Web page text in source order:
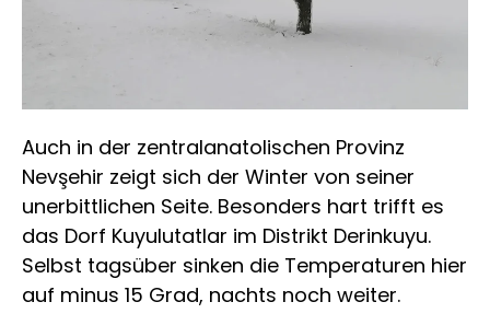
Auch in der zentralanatolischen Provinz
Nevşehir zeigt sich der Winter von seiner
unerbittlichen Seite. Besonders hart trifft es
das Dorf Kuyulutatlar im Distrikt Derinkuyu.
Selbst tagsüber sinken die Temperaturen hier
auf minus 15 Grad, nachts noch weiter.